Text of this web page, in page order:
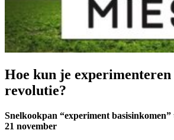
Hoe kun je experimenteren
revolutie?
Snelkookpan “experiment basisinkomen”
21 november